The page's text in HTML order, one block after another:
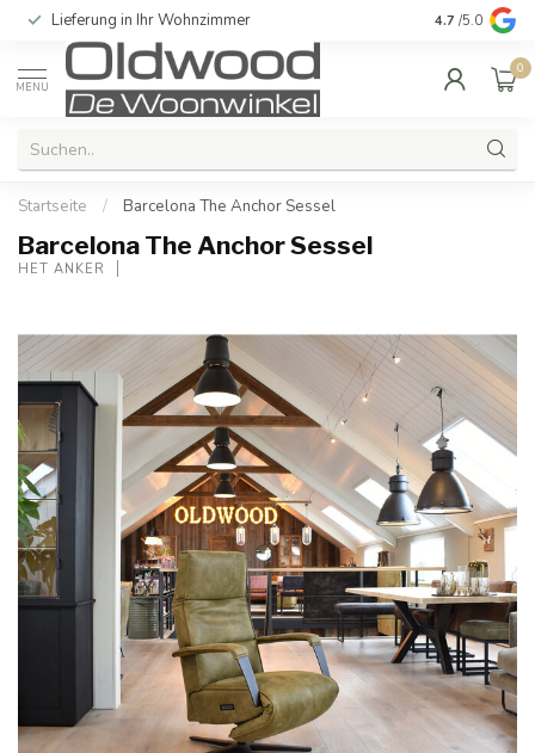
Lieferung in Ihr Wohnzimmer Qualität und
4.7 /5.0
MENU
0
Startseite / Barcelona The Anchor Sessel
Barcelona The Anchor Sessel
HET ANKER